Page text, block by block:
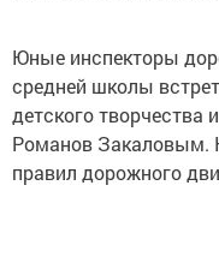
Юные инспекторы
средней школы
детского творчества
Романов Закаловым.
правил дорожного